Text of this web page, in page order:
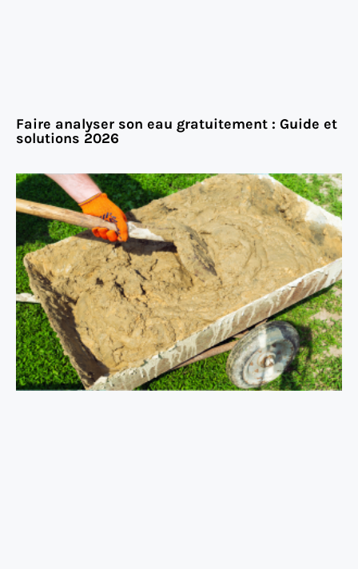
Faire analyser son eau gratuitement : Guide et
solutions 2026